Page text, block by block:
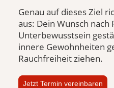
Genau auf dieses Ziel
aus: Dein Wunsch
Unterbewusstsein
innere Gewohnheiten
Rauchfreiheit ziehen.
Jetzt Termin vereinbaren